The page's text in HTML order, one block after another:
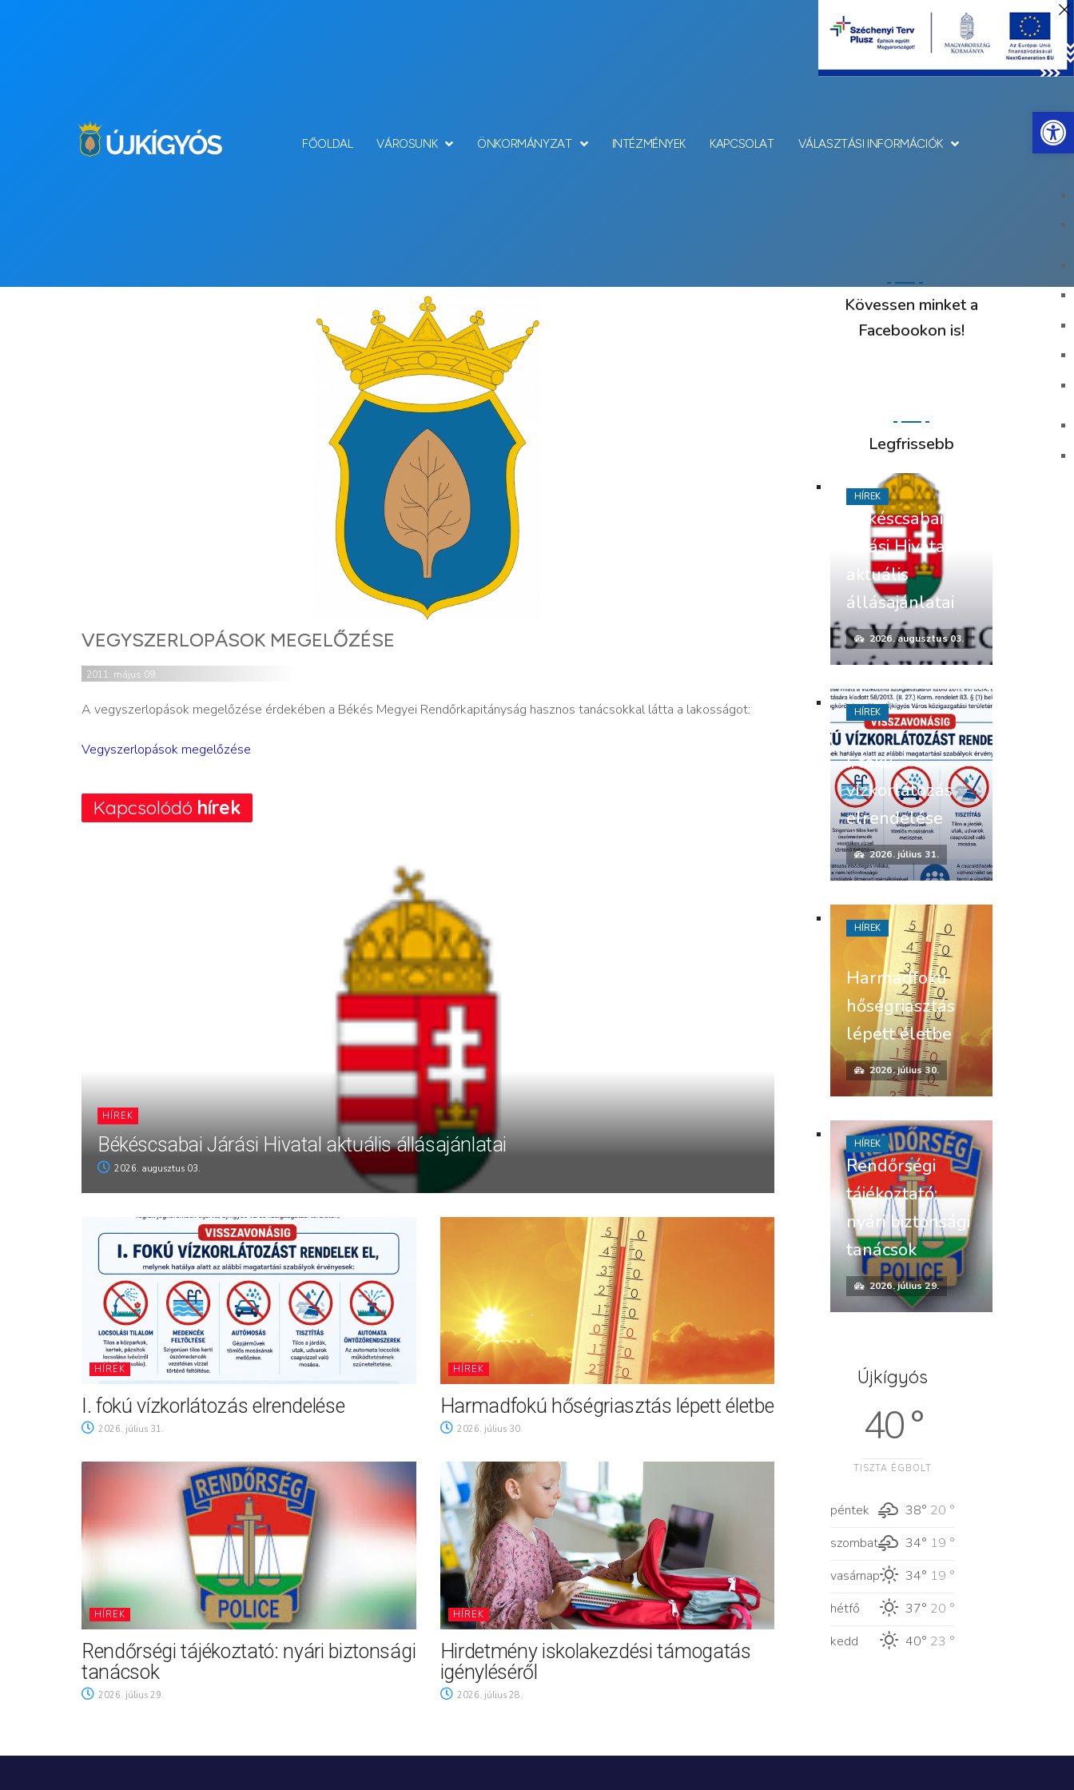
FŐOLDAL VÁROSUNK ÖNKORMÁNYZAT INTÉZMÉNYEK KAPCSOLAT VÁLASZTÁSI INFORMÁCIÓK
VEGYSZERLOPÁSOK MEGELŐZÉSE
2011. május 09.
A vegyszerlopások megelőzése érdekében a Békés Megyei Rendőrkapitányság hasznos tanácsokkal látta a lakosságot:
Vegyszerlopások megelőzése
Kapcsolódó hírek
HÍREK
Békéscsabai Járási Hivatal aktuális állásajánlatai
2026. augusztus 03.
HÍREK
I. fokú vízkorlátozás elrendelése
2026. július 31.
HÍREK
Harmadfokú hőségriasztás lépett életbe
2026. július 30.
HÍREK
Rendőrségi tájékoztató: nyári biztonsági
tanácsok
2026. július 29.
HÍREK
Hirdetmény iskolakezdési támogatás
igényléséről
2026. július 28.
Kövessen minket a
Facebookon is!
Legfrissebb
Békéscsabai
Járási Hivatal
aktuális
állásajánlatai
2026. augusztus 03.
HÍREK
I. fokú
vízkorlátozás
elrendelése
2026. július 31.
HÍREK
Harmadfokú
hőségriasztás
lépett életbe
2026. július 30.
HÍREK
Rendőrségi
tájékoztató:
nyári biztonsági
tanácsok
2026. július 29.
HÍREK
Újkígyós
40 °
TISZTA ÉGBOLT
péntek 38° 20 °
szombat
34° 19 °
vasárnap
34° 19 °
hétfő
37° 20 °
kedd
40° 23 °